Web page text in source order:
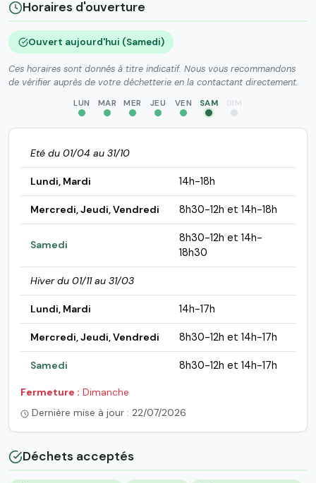
Horaires d'ouverture
Ouvert aujourd'hui (Samedi)
Ces horaires sont donnés à titre indicatif. Nous vous recommandons
de vérifier auprès de votre déchetterie en la contactant directement.
LUN MAR MER JEU VEN SAM DIM
Eté du 01/04 au 31/10
Lundi, Mardi 14h-18h
Mercredi, Jeudi, Vendredi 8h30-12h et 14h-18h
Samedi
8h30-12h et 14h-
18h30
Hiver du 01/11 au 31/03
Lundi, Mardi 14h-17h
Mercredi, Jeudi, Vendredi 8h30-12h et 14h-17h
Samedi 8h30-12h et 14h-17h
Fermeture : Dimanche
Dernière mise à jour : 22/07/2026
Déchets acceptés